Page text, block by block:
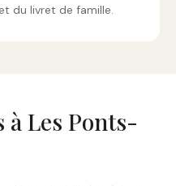
du livret de famille.
à Les Ponts-